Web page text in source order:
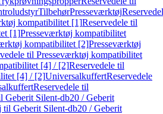
TilbehørPresseværktøj
kompatibilitet [1]Reservedele til
[1]Presseværktøj kompatibilitet
kompatibilitet [2]Presseværktøj
til Presseværktøj kompatibilitet
[4] / [2]Reservedele til
[4] / [2]UniversalkuffertReservedele
Reservedele til
Silent-db20 / Geberit
Geberit Silent-db20 / Geberit